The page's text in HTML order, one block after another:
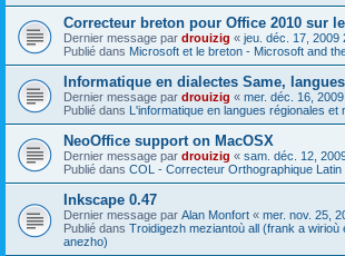
Correcteur breton pour Office 2010 sur
Dernier message par drouizig « jeu. déc. 17, 2009
Publié dans Microsoft et le breton - Microsoft and
Informatique en dialectes Same,
Dernier message par drouizig « mer. déc. 16,
Publié dans L'informatique en langues régionales et
NeoOffice support on MacOSX
Dernier message par drouizig « sam. déc. 12,
Publié dans COL - Correcteur Orthographique
Inkscape 0.47
Dernier message par Alan Monfort « mer. nov. 25,
Publié dans Troidigezh meziantoù all (frank a wirioù
anezho)